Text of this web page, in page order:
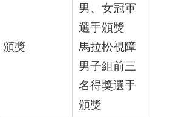
頒獎
男、女冠軍
選手頒獎
馬拉松視障
男子組前三
名得獎選手
頒獎